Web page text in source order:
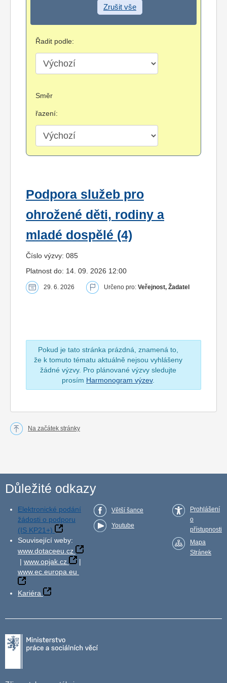
Zrušit vše
Řadit podle:
Směr
řazení:
Podpora služeb pro
ohrožené děti, rodiny a
mladé dospělé (4)
Číslo výzvy: 085
Platnost do: 14. 09. 2026 12:00
29. 6. 2026 Určeno pro: Veřejnost, Žadatel
Pokud je tato stránka prázdná, znamená to,
že k tomuto tématu aktuálně nejsou vyhlášeny
žádné výzvy. Pro plánované výzvy sledujte
prosím Harmonogram výzev.
Na začátek stránky
Důležité odkazy
Elektronické podání
žádosti o podporu
(IS KP21+)
Související weby:
www.dotaceeu.cz
| www.opjak.cz
|
www.ec.europa.eu
Kariéra
Větší šance
Youtube
Prohlášení
o
přístupnosti
Mapa
Stránek